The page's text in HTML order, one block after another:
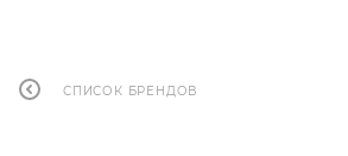
СПИСОК БРЕНДОВ